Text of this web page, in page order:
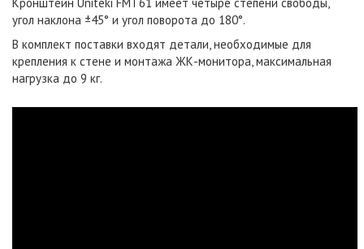
угол наклона ±45° и угол поворота до 180°.
В комплект поставки входят детали, необходимые для
крепления к стене и монтажа ЖК-монитора, максимальная
нагрузка до 9 кг.